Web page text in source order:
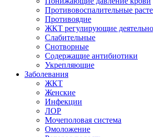
Противовоспалительные
Противоядие
ЖКТ регулирующие
Слабительные
Снотворные
Содержащие антибиотики
Укрепляющие
Заболевания
ЖКТ
Женские
Инфекции
ЛОР
Мочеполовая система
Омоложение